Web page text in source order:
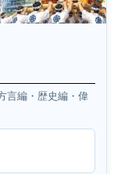
言編・歴史編・偉